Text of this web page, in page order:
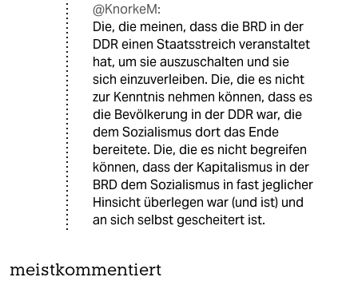
@KnorkeM:
Die, die meinen, dass die BRD in der
DDR einen Staatsstreich veranstaltet
hat, um sie auszuschalten und sie
sich einzuverleiben. Die, die es nicht
zur Kenntnis nehmen können, dass es
die Bevölkerung in der DDR war, die
dem Sozialismus dort das Ende
bereitete. Die, die es nicht begreifen
können, dass der Kapitalismus in der
BRD dem Sozialismus in fast jeglicher
Hinsicht überlegen war (und ist) und
an sich selbst gescheitert ist.
meistkommentiert